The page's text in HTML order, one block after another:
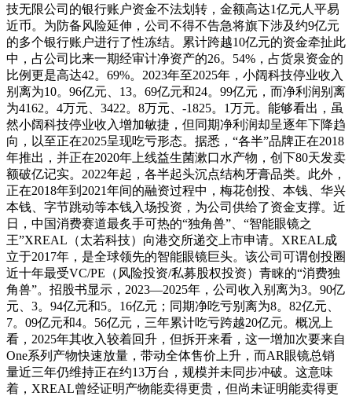
技无限公司的银行账户资金不法划转，金额高达1亿元人平易
近币。为防备风险延伸，公司不得不告急将旗下涉及约9亿元
的多个银行账户进行了性冻结。累计跨越10亿元的资金牵扯此
中，占公司比来一期经审计净资产的26。54%，占货泉资金的
比例更是高达42。69%。2023年至2025年，小阔科技停业收入
别离为10。96亿元、13。69亿元和24。99亿元，而净利润别离
为4162。4万元、3422。8万元、-1825。1万元。能够看出，虽
然小阔科技停业收入增加敏捷，但同期净利润却呈逐年下降趋
向，以至正在2025呈现吃亏形态。据悉，“各半”品牌正在2018
年推出，并正在2020年上线益生菌漱口水产物，创下80天发卖
额破亿记实。2022年起，各半起头沉点结构牙膏品类。此外，
正在2018年到2021年间的融资过程中，梅花创投、本钱、华兴
本钱、字节跳动等本钱入场投资，为公司供给了资金支撑。近
日，中国消费赛道最炙手可热的“独角兽”、“智能眼镜之
王”XREAL（太若科技）向港交所递交上市申请。XREAL成
立于2017年，是全球领先的智能眼镜巨头。该公司可谓创投圈
近十年最受VC/PE（风险投资/私募股权投资）青睐的“消费独
角兽”。招股书显示，2023—2025年，公司收入别离为3。90亿
元、3。94亿元和5。16亿元；同期净吃亏别离为8。82亿元、
7。09亿元和4。56亿元，三年累计吃亏跨越20亿元。概况上
看，2025年其收入较着回升，但拆开来看，这一增加次要来自
One系列产物快速放量，带动全体售价上升，而AR眼镜总销
量近三年仍维持正在约13万台，规模并未同步冲破。这意味
着，XREAL曾经证明产物能卖得更贵，但尚未证明能卖得更